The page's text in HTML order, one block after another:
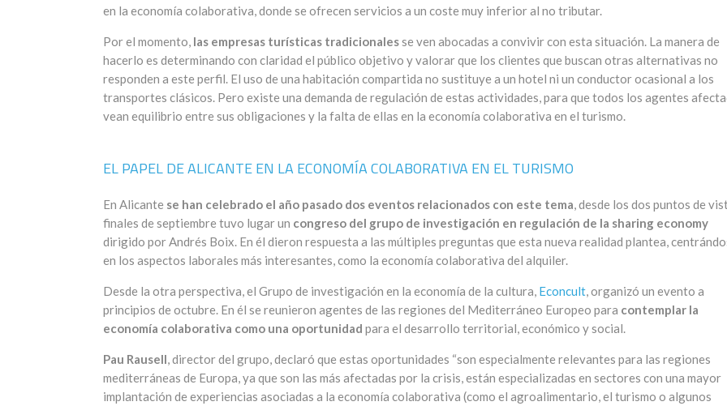
en la economía colaborativa, donde se ofrecen servicios a un coste muy inferior al no tributar.
Por el momento, las empresas turísticas tradicionalesse ven abocadas a convivir con esta situación. La manera de
hacerlo es determinando con claridad el público objetivo y valorar que los clientes que buscan otras alternativas no
responden a este perfil. El uso de una habitación compartida no sustituye a un hotel ni un conductor ocasional a los
transportes clásicos. Pero existe una demanda de regulación de estas actividades, para que todos los agentes
vean equilibrio entre sus obligaciones y la falta de ellas en la economía colaborativa en el turismo.
EL PAPEL DE ALICANTE EN LA ECONOMÍA COLABORATIVA EN EL TURISMO
En Alicante se han celebrado el año pasado dos eventos relacionados con este tema , desde los dos puntos de
finales de septiembre tuvo lugar un congreso del grupo de investigación en regulación de la sharing economy
dirigido por Andrés Boix. En él dieron respuesta a las múltiples preguntas que esta nueva realidad plantea,
en los aspectos laborales más interesantes, como la economía colaborativa del alquiler.
Desde la otra perspectiva, el Grupo de investigación en la economía de la cultura, Econcult , organizó un evento a
principios de octubre. En él se reunieron agentes de las regiones del Mediterráneo Europeo para contemplar la
economía colaborativa como una oportunidad para el desarrollo territorial, económico y social.
Pau Rausell , director del grupo, declaró que estas oportunidades “son especialmente relevantes para las regiones
mediterráneas de Europa, ya que son las más afectadas por la crisis, están especializadas en sectores con una mayor
implantación de experiencias asociadas a la economía colaborativa (como el agroalimentario, el turismo o algunos